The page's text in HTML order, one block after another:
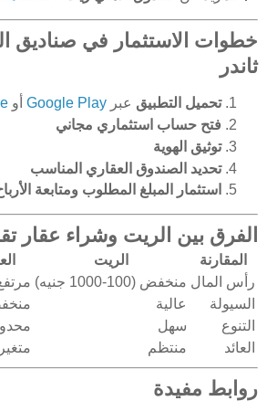
خطوات الاستثمار في صناديق
ثاندر
تحميل التطبيق عبر Google Play أو
فتح حساب استثماري مجاني
توثيق الهوية
تحديد الصندوق العقاري المناسب
استثمار المبلغ المطلوب ومتابعة
الفرق بين الريت وشراء عقار
المقارنة الريت
رأس المال منخفض (100-1000 جنيه)
السيولة
عالية
التنوع
سهل
العائد
منتظم
روابط مفيدة